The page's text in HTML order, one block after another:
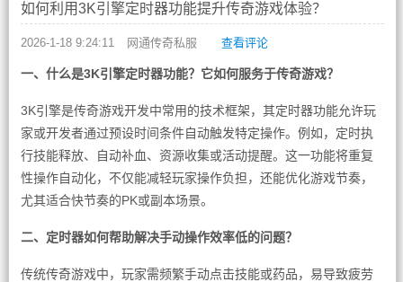
如何利用3K引擎定时器功能提升传奇游戏体验？
2026-1-18 9:24:11 网通传奇私服 查看评论
一、什么是3K引擎定时器功能？它如何服务于传奇游戏？
3K引擎是传奇游戏开发中常用的技术框架，其定时器功能允许玩
家或开发者通过预设时间条件自动触发特定操作。例如，定时执
行技能释放、自动补血、资源收集或活动提醒。这一功能将重复
性操作自动化，不仅能减轻玩家操作负担，还能优化游戏节奏，
尤其适合快节奏的PK或副本场景。
二、定时器如何帮助解决手动操作效率低的问题？
传统传奇游戏中，玩家需频繁手动点击技能或药品，易导致疲劳